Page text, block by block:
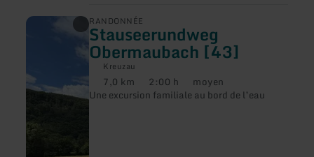
RANDONNÉE
Stauseerundweg
Obermaubach [43]
Kreuzau
Distance
:
7,0 km Durée
:
2:00 h Difficulté
:
moyen
Une excursion familiale au bord de l’eau
en
Stauseerundweg
Obermaubach